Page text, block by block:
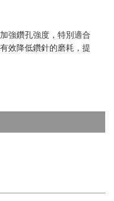
強鑽孔強度，特別適合
效降低鑽針的磨耗，提